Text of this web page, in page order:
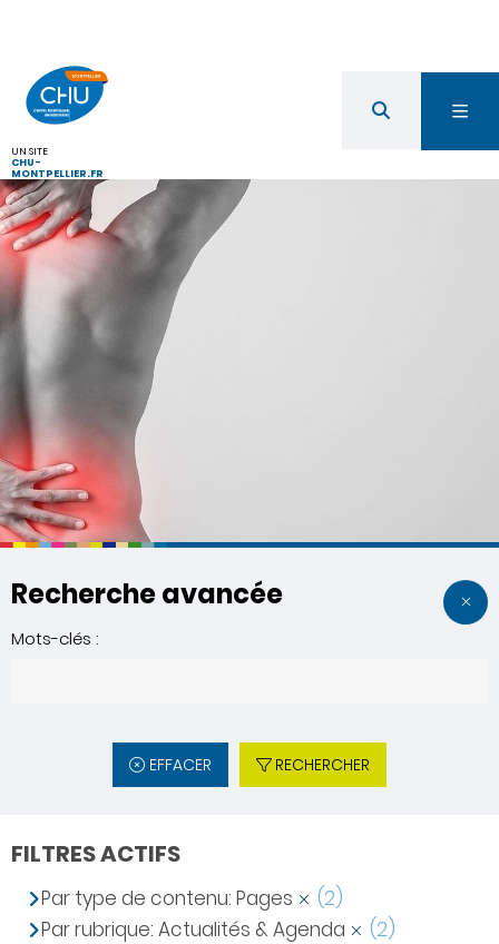
UN SITE
CHU-
MONTPELLIER.FR
Recherche avancée
Mots-clés :
EFFACER RECHERCHER
FILTRES ACTIFS
Par type de contenu: Pages
(2)
Par rubrique: Actualités & Agenda
(2)